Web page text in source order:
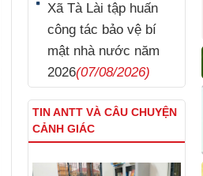
Xã Tà Lài tập huấn
công tác bảo vệ bí
mật nhà nước năm
2026(07/08/2026)
TIN ANTT VÀ CÂU CHUYỆN
CẢNH GIÁC